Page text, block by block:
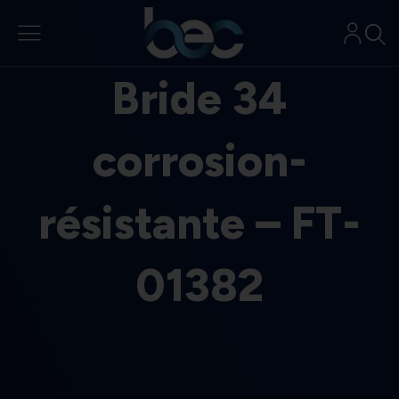
Bride 34
corrosion-
résistante – FT-
01382